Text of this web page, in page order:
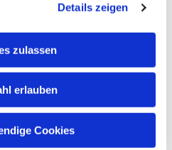
Details zeigen
zulassen
erlauben
Cookies